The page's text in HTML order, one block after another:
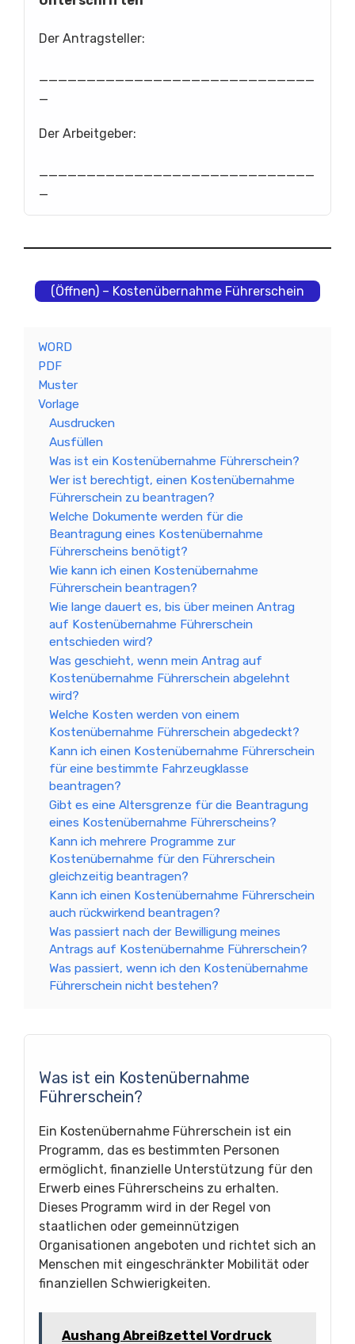
Der Antragsteller:
Der Arbeitgeber:
(Öffnen) – Kostenübernahme Führerschein
WORD
PDF
Muster
Vorlage
Ausdrucken
Ausfüllen
Was ist ein Kostenübernahme Führerschein?
Wer ist berechtigt, einen Kostenübernahme
Führerschein zu beantragen?
Welche Dokumente werden für die
Beantragung eines Kostenübernahme
Führerscheins benötigt?
Wie kann ich einen Kostenübernahme
Führerschein beantragen?
Wie lange dauert es, bis über meinen Antrag
auf Kostenübernahme Führerschein
entschieden wird?
Was geschieht, wenn mein Antrag auf
Kostenübernahme Führerschein abgelehnt
wird?
Welche Kosten werden von einem
Kostenübernahme Führerschein abgedeckt?
Kann ich einen Kostenübernahme Führerschein
für eine bestimmte Fahrzeugklasse
beantragen?
Gibt es eine Altersgrenze für die Beantragung
eines Kostenübernahme Führerscheins?
Kann ich mehrere Programme zur
Kostenübernahme für den Führerschein
gleichzeitig beantragen?
Kann ich einen Kostenübernahme Führerschein
auch rückwirkend beantragen?
Was passiert nach der Bewilligung meines
Antrags auf Kostenübernahme Führerschein?
Was passiert, wenn ich den Kostenübernahme
Führerschein nicht bestehen?
Was ist ein Kostenübernahme
Führerschein?
Ein Kostenübernahme Führerschein ist ein
Programm, das es bestimmten Personen
ermöglicht, finanzielle Unterstützung für den
Erwerb eines Führerscheins zu erhalten.
Dieses Programm wird in der Regel von
staatlichen oder gemeinnützigen
Organisationen angeboten und richtet sich an
Menschen mit eingeschränkter Mobilität oder
finanziellen Schwierigkeiten.
Aushang Abreißzettel Vordruck